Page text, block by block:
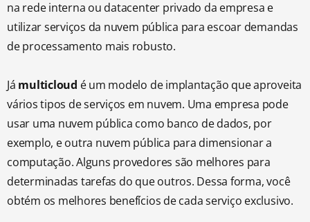
na rede interna ou datacenter privado da empresa e
utilizar serviços da nuvem pública para escoar demandas
de processamento mais robusto.
Já multicloud é um modelo de implantação que aproveita
vários tipos de serviços em nuvem. Uma empresa pode
usar uma nuvem pública como banco de dados, por
exemplo, e outra nuvem pública para dimensionar a
computação. Alguns provedores são melhores para
determinadas tarefas do que outros. Dessa forma, você
obtém os melhores benefícios de cada serviço exclusivo.